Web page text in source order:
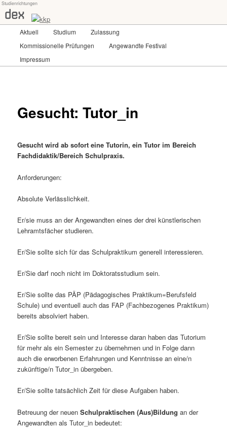
Skip
to
primary
contentdex-kkp
Universität für angewandte Kunst Wien
Studienrichtungen
Aktuell Studium
Zulassung
Kommissionelle Prüfungen
Angewandte Festival
Impressum
Gesucht: Tutor_in
Gesucht wird ab sofort eine Tutorin, ein Tutor im Bereich
Fachdidaktik/Bereich Schulpraxis.
Anforderungen:
Absolute Verlässlichkeit.
Er/sie muss an der Angewandten eines der drei künstlerischen
Lehramtsfächer studieren.
Er/Sie sollte sich für das Schulpraktikum generell interessieren.
Er/Sie darf noch nicht im Doktoratsstudium sein.
Er/Sie sollte das PÄP (Pädagogisches Praktikum=Berufsfeld
Schule) und eventuell auch das FAP (Fachbezogenes Praktikum)
bereits absolviert haben.
Er/Sie sollte bereit sein und Interesse daran haben das Tutorium
für mehr als ein Semester zu übernehmen und in Folge dann
auch die erworbenen Erfahrungen und Kenntnisse an eine/n
zukünftige/n Tutor_in übergeben.
Er/Sie sollte tatsächlich Zeit für diese Aufgaben haben.
Betreuung der neuenSchulpraktischen (Aus)Bildung an der
Angewandten als Tutor_in bedeutet: